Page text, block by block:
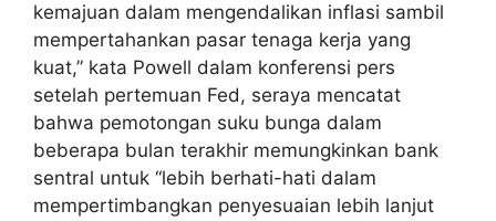
kemajuan dalam mengendalikan inflasi sambil
mempertahankan pasar tenaga kerja yang
kuat,” kata Powell dalam konferensi pers
setelah pertemuan Fed, seraya mencatat
bahwa pemotongan suku bunga dalam
beberapa bulan terakhir memungkinkan bank
sentral untuk “lebih berhati-hati dalam
mempertimbangkan penyesuaian lebih lanjut